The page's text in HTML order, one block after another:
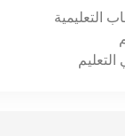
التعليمية